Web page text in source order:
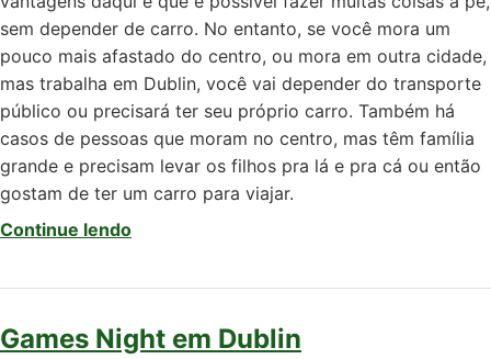
sem depender de carro. No entanto, se você mora um
pouco mais afastado do centro, ou mora em outra cidade,
mas trabalha em Dublin, você vai depender do transporte
público ou precisará ter seu próprio carro. Também há
casos de pessoas que moram no centro, mas têm família
grande e precisam levar os filhos pra lá e pra cá ou então
gostam de ter um carro para viajar.
Continue lendo
Games Night em Dublin